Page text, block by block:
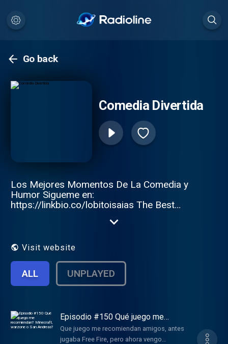
Go back
Comedia Divertida
Los Mejores Momentos De La Comedia y
Humor Sigueme en:
https://linkbio.co/lobitoisaias The Best
Visit website
ALL UNPLAYED
Episodio #150 Qué juego me
recomiendan? Minecraft, warzone o
San Andreas?
Que juego me recomiendan amigos, antes
jugaba Free Fire, pero ahora vengo